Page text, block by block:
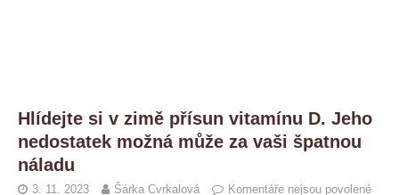
Hlídejte si v zimě přísun vitamínu D. Jeho
nedostatek možná může za vaši špatnou
náladu
3. 11. 2023 Šárka Cvrkalová Komentáře nejsou povolené